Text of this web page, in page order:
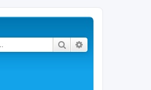
Rechercher